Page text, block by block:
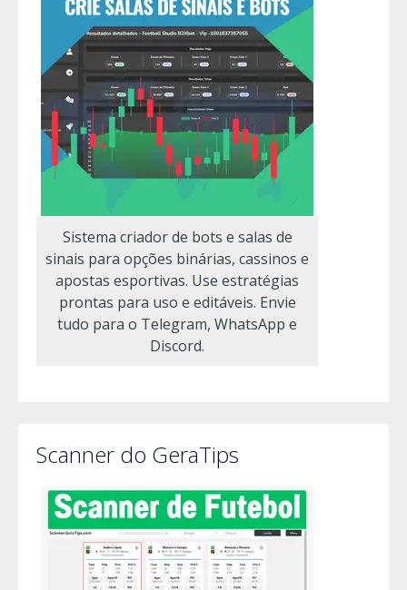
Sistema criador de bots e salas de
sinais para opções binárias, cassinos e
apostas esportivas. Use estratégias
prontas para uso e editáveis. Envie
tudo para o Telegram, WhatsApp e
Discord.
Scanner do GeraTips